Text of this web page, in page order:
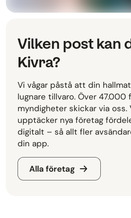
Vilken post kan
Kivra?
Vi vågar påstå att din
lugnare tillvaro. Över 47.000
myndigheter skickar via oss.
upptäcker nya företag
digitalt – så allt fler
din app.
Alla företag